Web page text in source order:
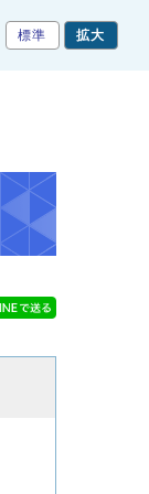
標準 拡大